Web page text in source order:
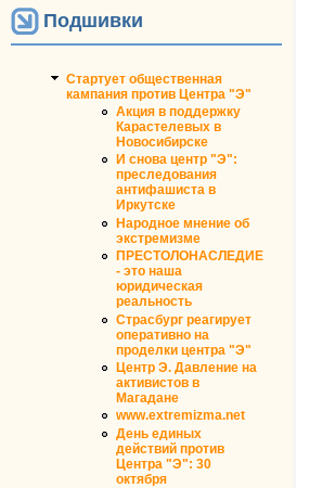
Подшивки
Стартует общественная
кампания против Центра "Э"
Акция в поддержку
Карастелевых в
Новосибирске
И снова центр "Э":
преследования
антифашиста в
Иркутске
Народное мнение об
экстремизме
ПРЕСТОЛОНАСЛЕДИЕ
- это наша
юридическая
реальность
Страсбург реагирует
оперативно на
проделки центра "Э"
Центр Э. Давление на
активистов в
Магадане
www.extremizma.net
День единых
действий против
Центра "Э": 30
октября